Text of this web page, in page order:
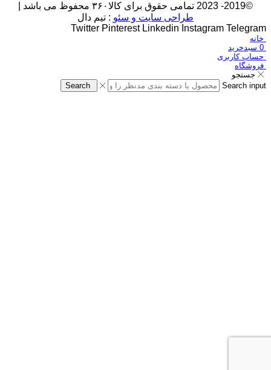
©2019- 2023 تمامی حقوق برای کالا۳۶۰ محفوظ می باشد |
طراحی سایت و سئو : تیم دال
Twitter Pinterest Linkedin Instagram Telegram
خانه
0 سبدخرید
حساب کاربری
فروشگاه
جستجو
Search input
Search